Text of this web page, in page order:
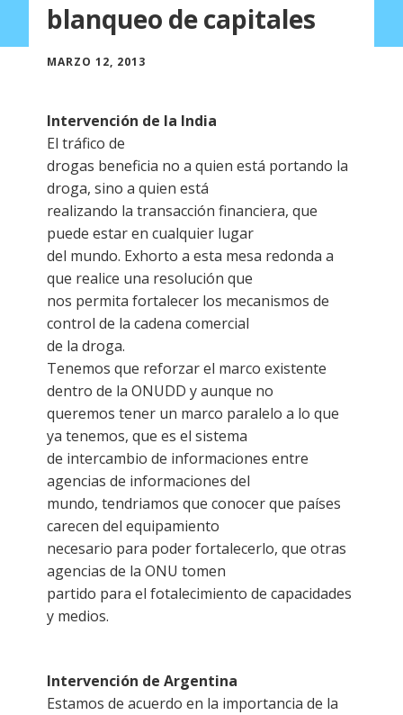
blanqueo de capitales
MARZO 12, 2013
Intervención de la India
El tráfico de
drogas beneficia no a quien está portando la
droga, sino a quien está
realizando la transacción financiera, que
puede estar en cualquier lugar
del mundo. Exhorto a esta mesa redonda a
que realice una resolución que
nos permita fortalecer los mecanismos de
control de la cadena comercial
de la droga.
Tenemos que reforzar el marco existente
dentro de la ONUDD y aunque no
queremos tener un marco paralelo a lo que
ya tenemos, que es el sistema
de intercambio de informaciones entre
agencias de informaciones del
mundo, tendriamos que conocer que países
carecen del equipamiento
necesario para poder fortalecerlo, que otras
agencias de la ONU tomen
partido para el fotalecimiento de capacidades
y medios.
Intervención de Argentina
Estamos de acuerdo en la importancia de la